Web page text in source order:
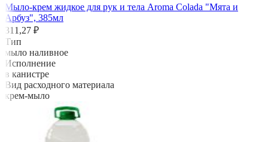
Мыло-крем жидкое для рук и тела Aroma Colada "Мята и
Арбуз", 385мл
311,27 ₽
Тип
мыло наливное
Исполнение
в канистре
Вид расходного материала
крем-мыло